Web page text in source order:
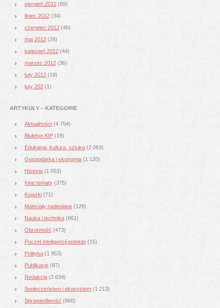
sierpień 2012 (69)
lipiec 2012 (34)
czerwiec 2012 (46)
maj 2012 (26)
kwiecień 2012 (44)
marzec 2012 (36)
luty 2012 (19)
luty 202 (1)
ARTYKUŁY – KATEGORIE
Aktualności (4 754)
Biuletyn KIP (19)
Edukacja, kultura, sztuka (2 063)
Gospodarka i ekonomia (1 120)
Historia (1 053)
Inne tematy (375)
Książki (71)
Materiały nadesłane (128)
Nauka i technika (861)
Obronność (473)
Poczet inteligencji polskiej (15)
Polityka (1 853)
Publikacje (87)
Redakcja (3 634)
Społeczeństwo i ekosystem (1 213)
Sprawiedliwość (860)